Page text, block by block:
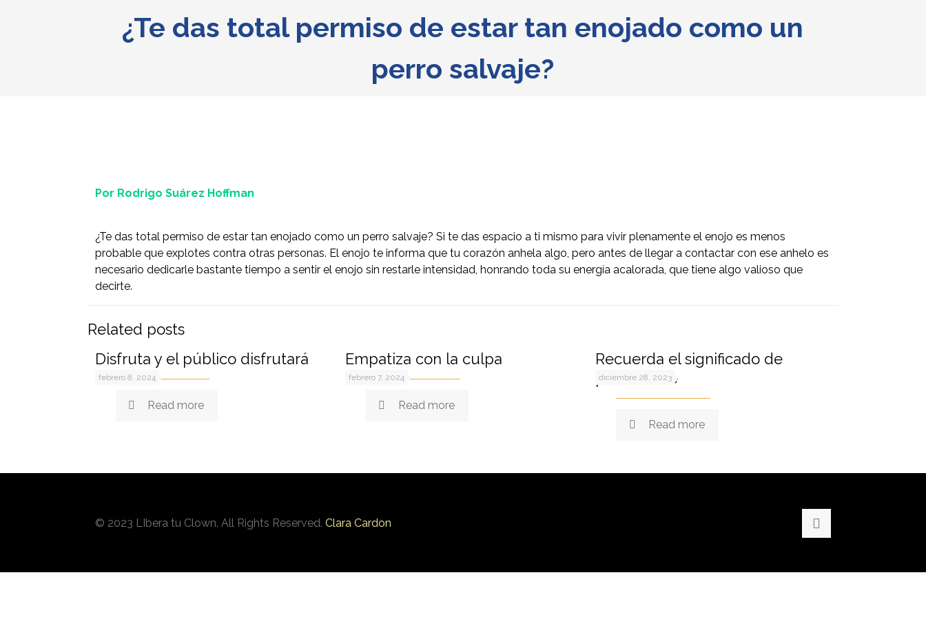
¿Te das total permiso de estar tan enojado como un
perro salvaje?
Por Rodrigo Suárez Hoffman
¿Te das total permiso de estar tan enojado como un perro salvaje? Si te das espacio a ti mismo para vivir plenamente el enojo es menos
probable que explotes contra otras personas. El enojo te informa que tu corazón anhela algo, pero antes de llegar a contactar con ese anhelo es
necesario dedicarle bastante tiempo a sentir el enojo sin restarle intensidad, honrando toda su energía acalorada, que tiene algo valioso que
decirte.
Related posts
febrero 8, 2024
Disfruta y el público disfrutará
Read more
febrero 7, 2024
Empatiza con la culpa
Read more
diciembre 28, 2023
Recuerda el significado de
presentarte
Read more
© 2023 LIbera tu Clown. All Rights Reserved. Clara Cardon